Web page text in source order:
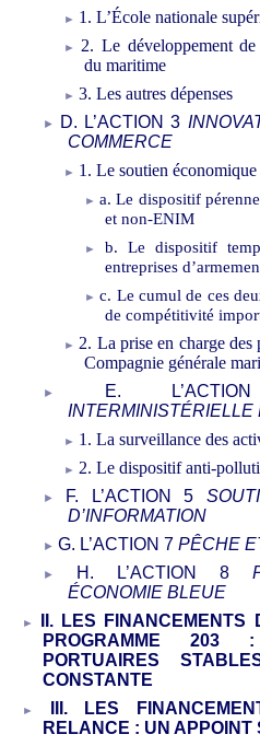
1. L’École nationale
2. Le développement
du maritime
3. Les autres dépenses
D. L’ACTION 3
COMMERCE
1. Le soutien
a. Le dispositif pérenne
et non-ENIM
b. Le dispositif
entreprises
c. Le cumul de ces
de compétitivité
2. La prise en charge des
Compagnie générale
E. L’ACTION
INTERMINISTÉRIELLE
1. La surveillance des
2. Le dispositif anti-
F. L’ACTION
5
D’INFORMATION
G. L’ACTION 7 PÊCHE
H. L’ACTION
8
ÉCONOMIE BLEUE
II. LES FINANCEMENTS
PROGRAMME 203
:
PORTUAIRES
CONSTANTE
III. LES
RELANCE : UN APPOINT